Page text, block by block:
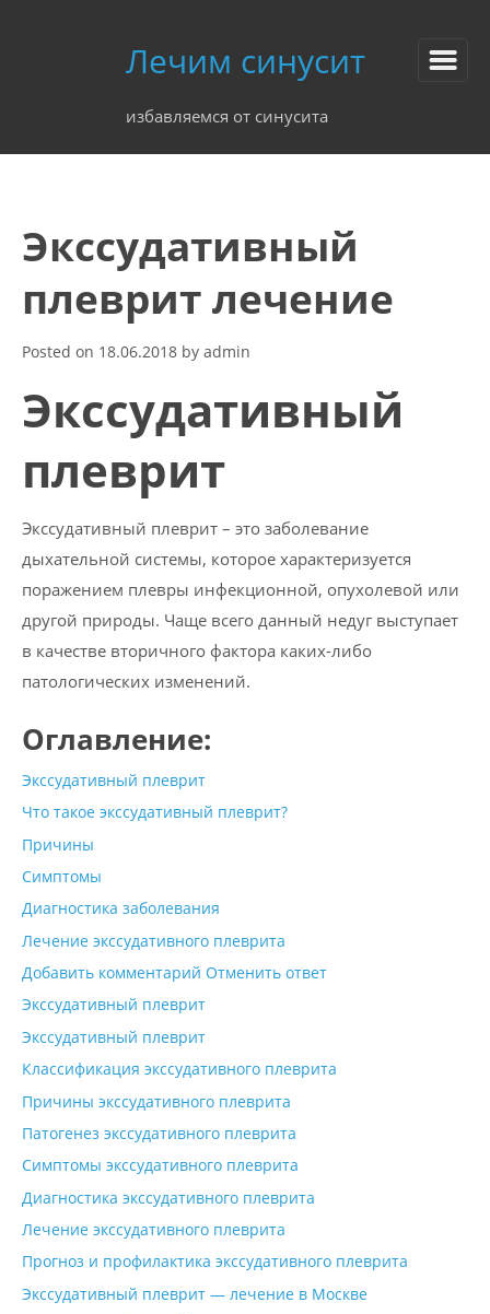
Лечим синусит
избавляемся от синусита
Экссудативный
плеврит лечение
Posted on 18.06.2018 by admin
Экссудативный
плеврит
Экссудативный плеврит – это заболевание
дыхательной системы, которое характеризуется
поражением плевры инфекционной, опухолевой или
другой природы. Чаще всего данный недуг выступает
в качестве вторичного фактора каких-либо
патологических изменений.
Оглавление:
Экссудативный плеврит
Что такое экссудативный плеврит?
Причины
Симптомы
Диагностика заболевания
Лечение экссудативного плеврита
Добавить комментарий Отменить ответ
Экссудативный плеврит
Экссудативный плеврит
Классификация экссудативного плеврита
Причины экссудативного плеврита
Патогенез экссудативного плеврита
Симптомы экссудативного плеврита
Диагностика экссудативного плеврита
Лечение экссудативного плеврита
Прогноз и профилактика экссудативного плеврита
Экссудативный плеврит — лечение в Москве